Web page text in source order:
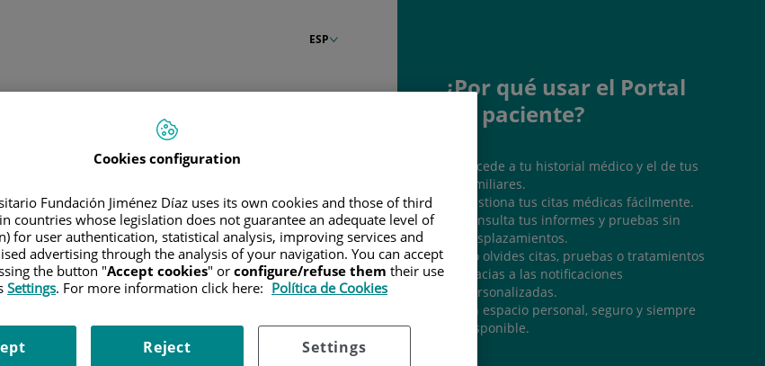
ESP
¿Por qué usar el Portal
del paciente?
Accede a tu historial médico y el de tus
familiares.
Gestiona tus citas médicas fácilmente.
Consulta tus informes y pruebas sin
desplazamientos.
No olvides citas, pruebas o tratamientos
gracias a las notificaciones
personalizadas.
Un espacio personal, seguro y siempre
disponible.
Cookies configuration
Fundación Jiménez Díaz uses its own cookies and those of third
countries whose legislation does not guarantee an adequate level of
for user authentication, statistical analysis, improving services and
advertising through the analysis of your navigation. You can accept
the button "Accept cookies" or configure/refuse them their use
Settings. For more information click here: Política de Cookies
Settings
Reject